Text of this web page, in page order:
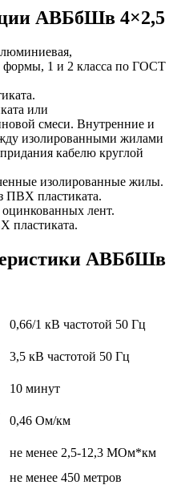
АВБбШв 4×2,5
формы, 1 и 2 класса по ГОСТ
или
смеси. Внутренние и
изолированными жилами
кабелю круглой
изолированные жилы.
ПВХ пластиката.
лент.
АВБбШв
0,66/1 кВ частотой 50 Гц
3,5 кВ частотой 50 Гц
10 минут
0,46 Ом/км
не менее 2,5-12,3 МОм*км
не менее 450 метров